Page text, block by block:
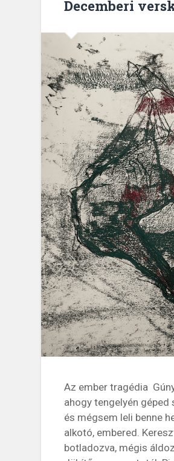
Decemberi
Az ember tragédia
ahogy tengelyén géped
és mégsem leli benne
alkotó, embered.
botladozva, mégis